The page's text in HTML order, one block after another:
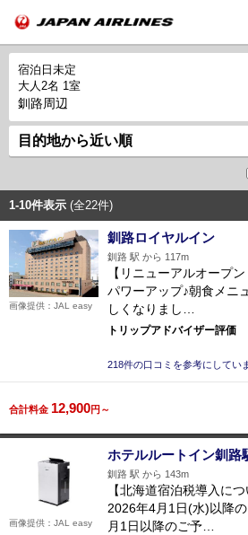
宿泊日未定
大人2名 1室
釧路周辺
1-10件表示 (全22件)
釧路ロイヤルイン
釧路 駅 から 117m
【リニューアルオープ
パワーアップ♪朝食メニ
しくなりまし…
トリップアドバイザー評価
218件の口コミを参考にしてい
画像提供：JAL easy
合計料金 12,900円～
ホテルルートイン釧路
釧路 駅 から 143m
【北海道宿泊税導入に
2026年4月1日(水)以降
月1日以降のご予…
画像提供：JAL easy